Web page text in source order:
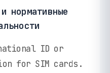
нормативные
ID or
for SIM cards.